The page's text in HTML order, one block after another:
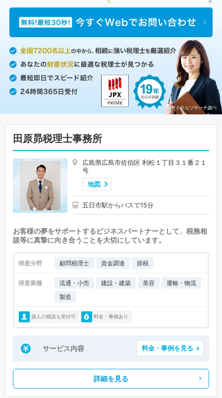
田原昴税理士事務所
広島県広島市佐伯区 利松１丁目３１番２１
号
地図
五日市駅からバスで15分
お客様の夢をサポートするビジネスパートナーとして、税務相
談等に真摯に向き合うことを大切にしています。
得意分野 顧問税理士 資金調達 節税
得意業種 流通・小売 建設・建築 美容
運輸・物流
製造
個人の相談も受付可 料金・事例あり
サービス内容 料金・事例を見る
詳細を見る